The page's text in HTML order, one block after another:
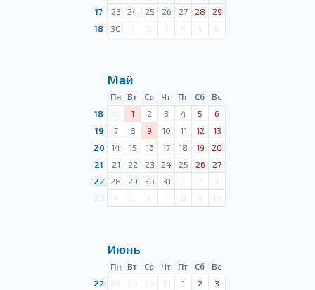
17
23 24 25 26 27 28
29
18
30 1 2 3 4 5 6
Май
Пн Вт Ср Чт Пт Сб
Вс
18
30 1 2 3 4 5
6
19
7 8 9 10 11 12
13
20
14 15 16 17 18 19
20
21
21 22 23 24 25 26
27
22
28 29 30 31 1 2
3
4 5 6 7 8 9 10
Июнь
Пн Вт Ср Чт Пт Сб
Вс
22
28 29 30 31 1 2
3